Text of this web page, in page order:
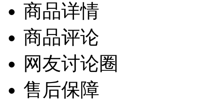
商品详情
商品评论
网友讨论圈
售后保障